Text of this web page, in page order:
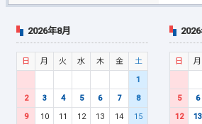
2026年8月
日 月 火 水 木 金
土
1
2
3 4 5 6 7
8
9
10 11 12 13 14
15
日 月
5
6
12
13